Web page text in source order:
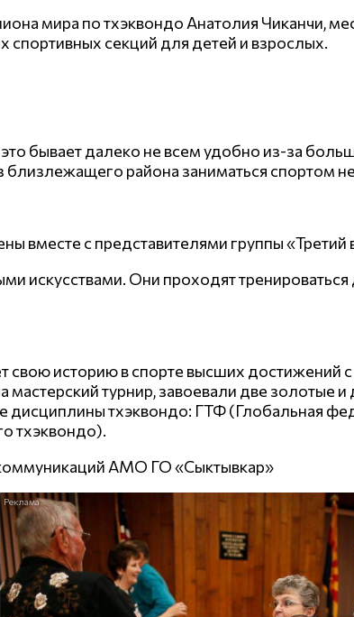
мира по тхэквондо Анатолия Чиканчи,
спортивных секций для детей и взрослых.
бывает далеко не всем удобно из-за
района заниматься спортом
с представителями группы «Третий
искусствами. Они проходят
историю в спорте высших достижений
мастерский турнир, завоевали две
дисциплины тхэквондо: ГТФ (Глобальная
тхэквондо).
АМО ГО «Сыктывкар»